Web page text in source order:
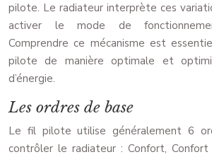
pilote. Le radiateur interprète ces
activer le mode de
Comprendre ce mécanisme est
pilote de manière optimale et
d’énergie.
Les ordres de base
Le fil pilote utilise généralement 6
contrôler le radiateur : Confort, Confort